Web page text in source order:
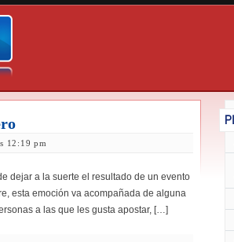
12:19 pm
dejar a la suerte el resultado de un evento
esta emoción va acompañada de alguna
a las que les gusta apostar, […]